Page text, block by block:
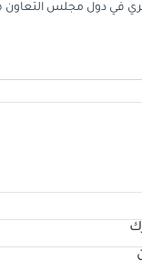
في دول مجلس